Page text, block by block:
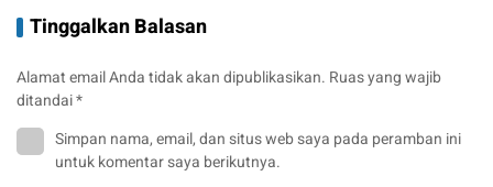
Tinggalkan Balasan
Alamat email Anda tidak akan dipublikasikan. Ruas yang wajib
ditandai*
Simpan nama, email, dan situs web saya pada peramban ini
untuk komentar saya berikutnya.